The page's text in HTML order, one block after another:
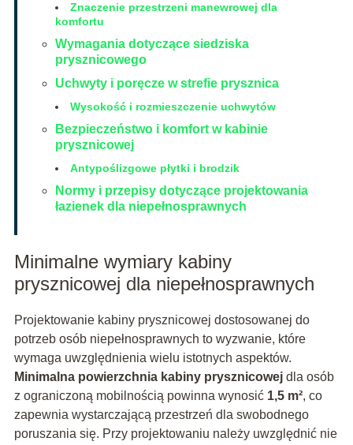
Znaczenie przestrzeni manewrowej dla
komfortu
Wymagania dotyczące siedziska
prysznicowego
Uchwyty i poręcze w strefie prysznica
Wysokość i rozmieszczenie uchwytów
Bezpieczeństwo i komfort w kabinie
prysznicowej
Antypoślizgowe płytki i brodzik
Normy i przepisy dotyczące projektowania
łazienek dla niepełnosprawnych
Minimalne wymiary kabiny
prysznicowej dla niepełnosprawnych
Projektowanie kabiny prysznicowej dostosowanej do
potrzeb osób niepełnosprawnych to wyzwanie, które
wymaga uwzględnienia wielu istotnych aspektów.
Minimalna powierzchnia kabiny prysznicowejdla osób
z ograniczoną mobilnością powinna wynosić 1,5 m², co
zapewnia wystarczającą przestrzeń dla swobodnego
poruszania się. Przy projektowaniu należy uwzględnić nie